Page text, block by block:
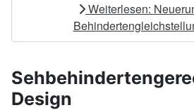
Weiterlesen:
Design